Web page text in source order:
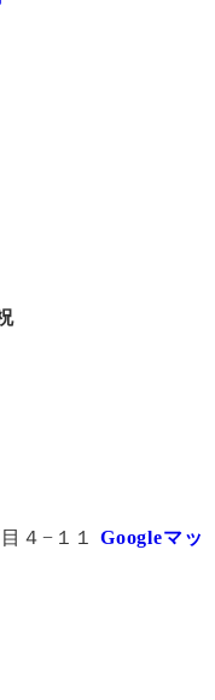
４−１１ Googleマッ